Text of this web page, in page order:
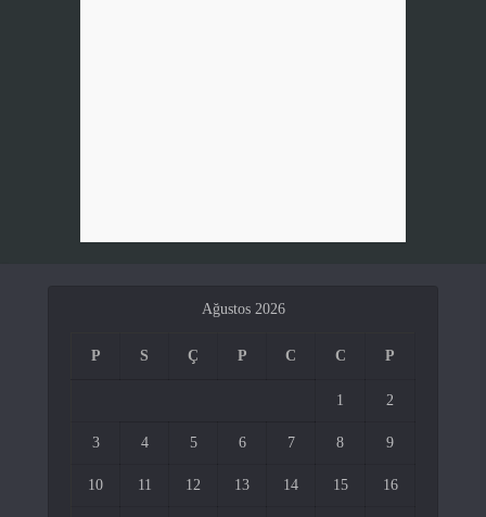
Ağustos 2026
P S Ç P C C P
1 2
3 4 5 6 7 8 9
10 11 12 13 14 15 16